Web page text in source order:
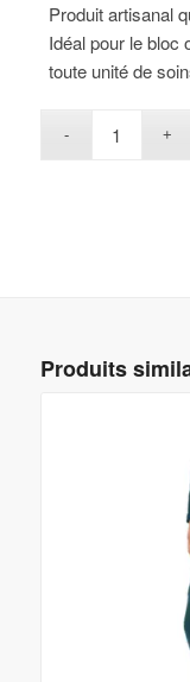
Produit artisanal
Idéal pour le bloc
toute unité de
Produits